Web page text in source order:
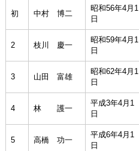
初 中村 博二
昭和56年4月1
日
2 枝川 慶一
昭和59年4月1
日
3 山田 富雄
昭和62年4月1
日
4 林 護一
平成3年4月1
日
5 高橋 功一
平成6年4月1
日